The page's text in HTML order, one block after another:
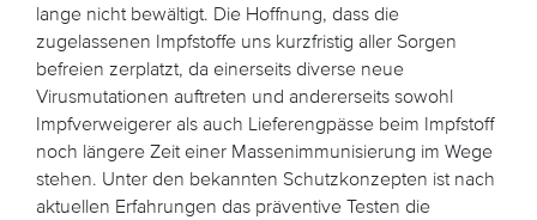
lange nicht bewältigt. Die Hoffnung, dass die
zugelassenen Impfstoffe uns kurzfristig aller Sorgen
befreien zerplatzt, da einerseits diverse neue
Virusmutationen auftreten und andererseits sowohl
Impfverweigerer als auch Lieferengpässe beim Impfstoff
noch längere Zeit einer Massenimmunisierung im Wege
stehen. Unter den bekannten Schutzkonzepten ist nach
aktuellen Erfahrungen das präventive Testen die